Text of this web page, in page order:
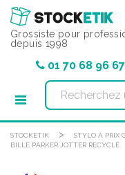
Grossiste pour
depuis 1998
01 70 68 96 67
STOCKETIK > STYLO À PRIX
BILLE PARKER JOTTER RECYCLÉ
Panneau de gestion des